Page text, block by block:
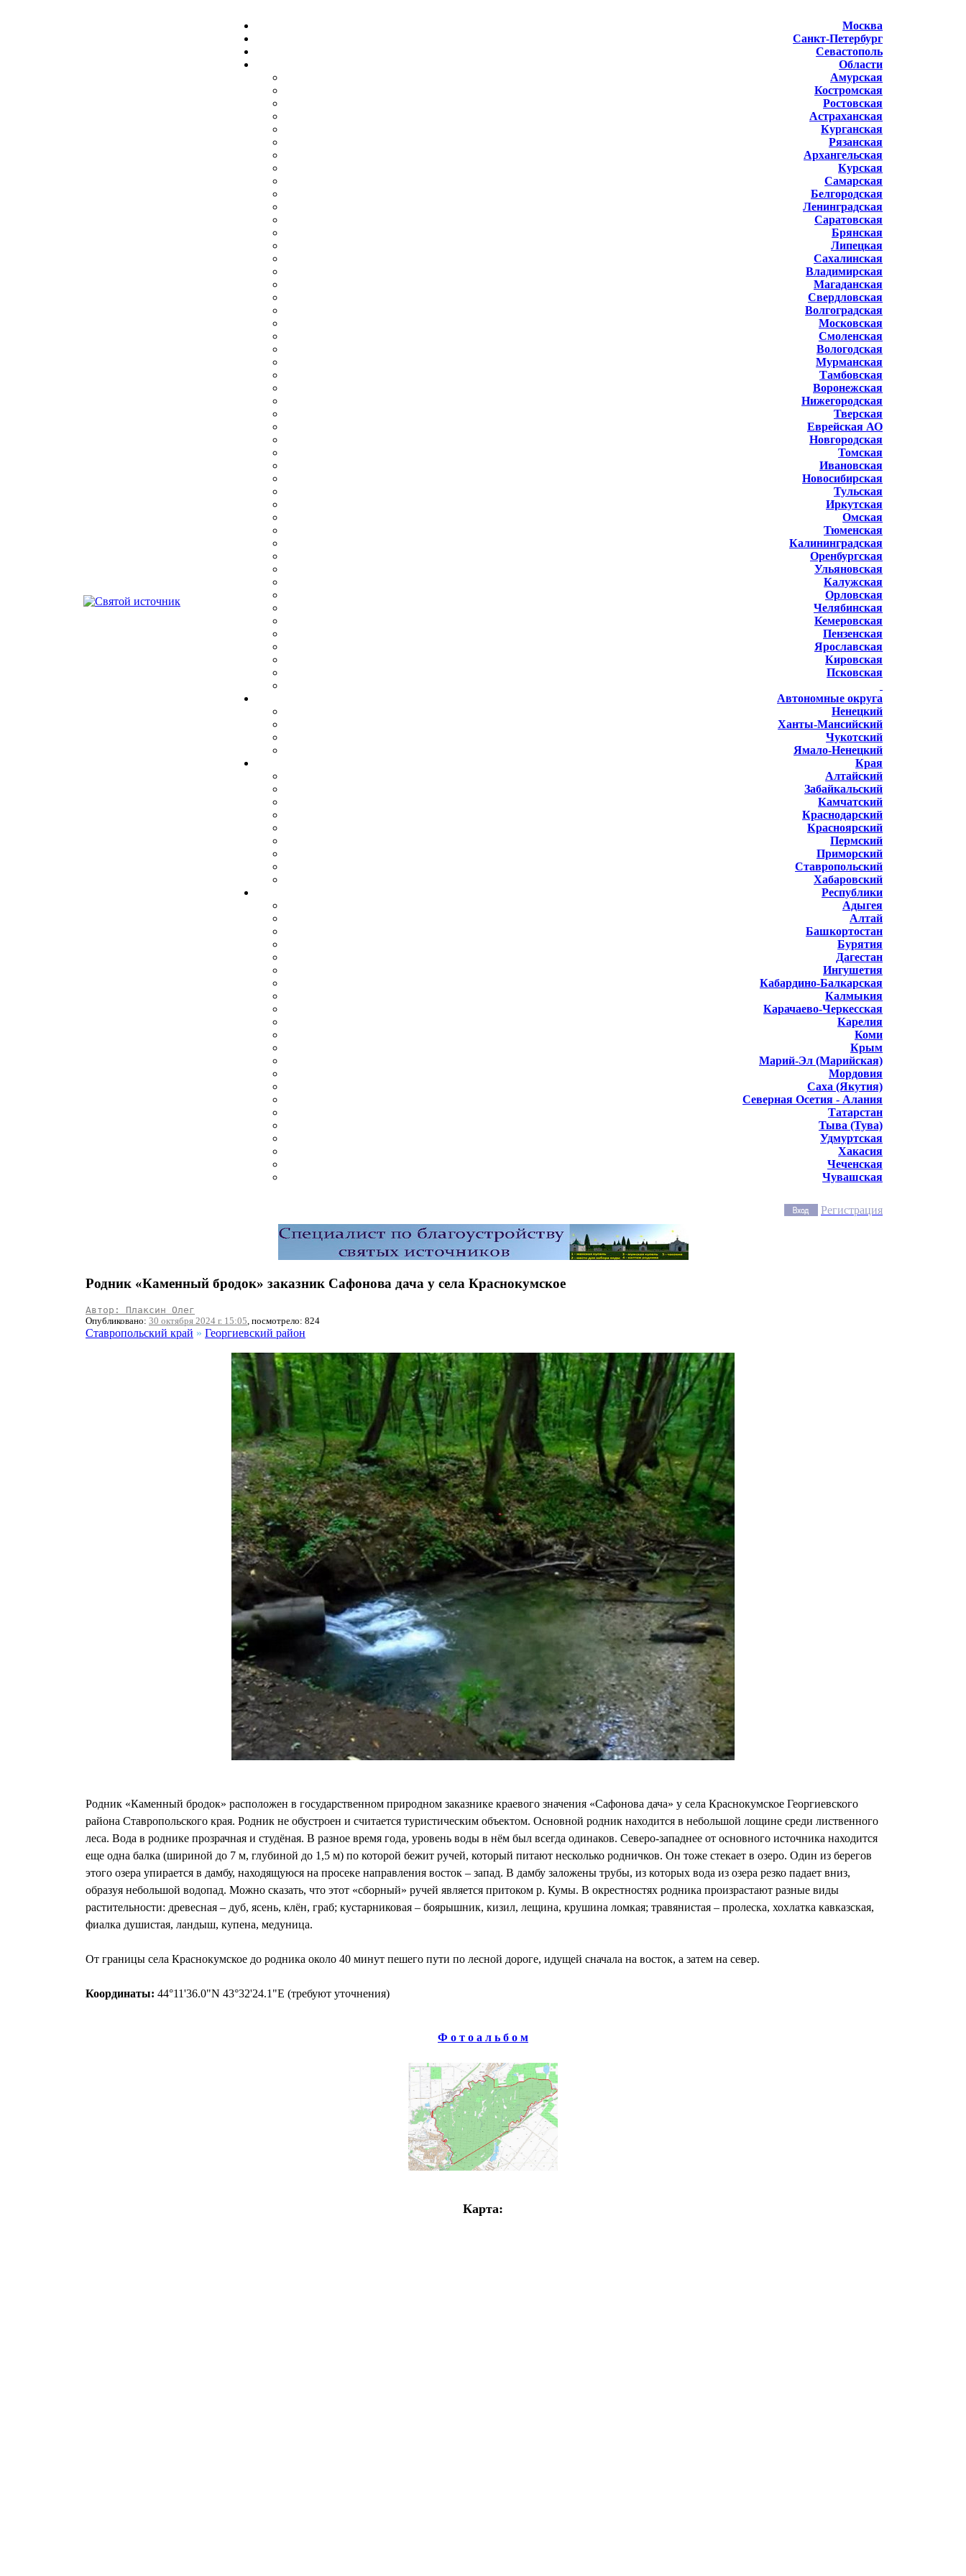
Москва
Санкт-Петербург
Севастополь
Области
Амурская
Костромская
Ростовская
Астраханская
Курганская
Рязанская
Архангельская
Курская
Самарская
Белгородская
Ленинградская
Саратовская
Брянская
Липецкая
Сахалинская
Владимирская
Магаданская
Свердловская
Волгоградская
Московская
Смоленская
Вологодская
Мурманская
Тамбовская
Воронежская
Нижегородская
Тверская
Еврейская АО
Новгородская
Томская
Ивановская
Новосибирская
Тульская
Иркутская
Омская
Тюменская
Калининградская
Оренбургская
Ульяновская
Калужская
Орловская
Челябинская
Кемеровская
Пензенская
Ярославская
Кировская
Псковская
Автономные округа
Ненецкий
Ханты-Мансийский
Чукотский
Ямало-Ненецкий
Края
Алтайский
Забайкальский
Камчатский
Краснодарский
Красноярский
Пермский
Приморский
Ставропольский
Хабаровский
Республики
Адыгея
Алтай
Башкортостан
Бурятия
Дагестан
Ингушетия
Кабардино-Балкарская
Калмыкия
Карачаево-Черкесская
Карелия
Коми
Крым
Марий-Эл (Марийская)
Мордовия
Саха (Якутия)
Северная Осетия - Алания
Татарстан
Тыва (Тува)
Удмуртская
Хакасия
Чеченская
Чувашская
Регистрация
Родник «Каменный бродок» заказник Сафонова дача у села Краснокумское
Автор: Плаксин Олег
Опубликовано: 30 октября 2024 г. 15:05, посмотрело: 824
Ставропольский край » Георгиевский район
Родник «Каменный бродок» расположен в государственном природном заказнике краевого значения «Сафонова дача» у села Краснокумское Георгиевского
района Ставропольского края. Родник не обустроен и считается туристическим объектом. Основной родник находится в небольшой лощине среди лиственного
леса. Вода в роднике прозрачная и студёная. В разное время года, уровень воды в нём был всегда одинаков. Северо-западнее от основного источника находится
еще одна балка (шириной до 7 м, глубиной до 1,5 м) по которой бежит ручей, который питают несколько родничков. Он тоже стекает в озеро. Один из берегов
этого озера упирается в дамбу, находящуюся на просеке направления восток – запад. В дамбу заложены трубы, из которых вода из озера резко падает вниз,
образуя небольшой водопад. Можно сказать, что этот «сборный» ручей является притоком р. Кумы. В окрестностях родника произрастают разные виды
растительности: древесная – дуб, ясень, клён, граб; кустарниковая – боярышник, кизил, лещина, крушина ломкая; травянистая – пролеска, хохлатка кавказская,
фиалка душистая, ландыш, купена, медуница.
От границы села Краснокумское до родника около 40 минут пешего пути по лесной дороге, идущей сначала на восток, а затем на север.
Координаты: 44°11'36.0"N 43°32'24.1"E (требуют уточнения)
Ф о т о а л ь б о м
Карта: